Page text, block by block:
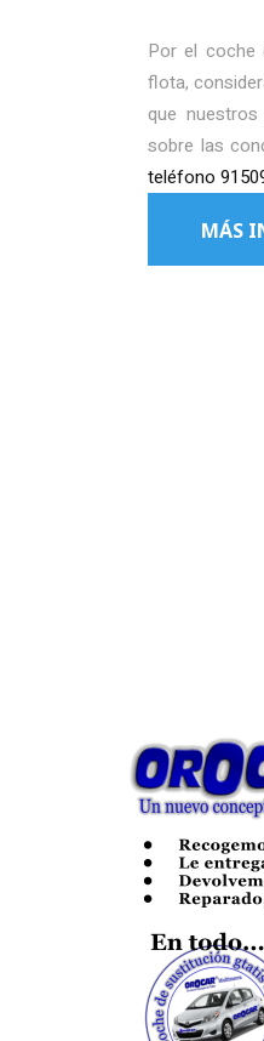
Por el coche
flota,
que
sobre las
teléfono
MÁS